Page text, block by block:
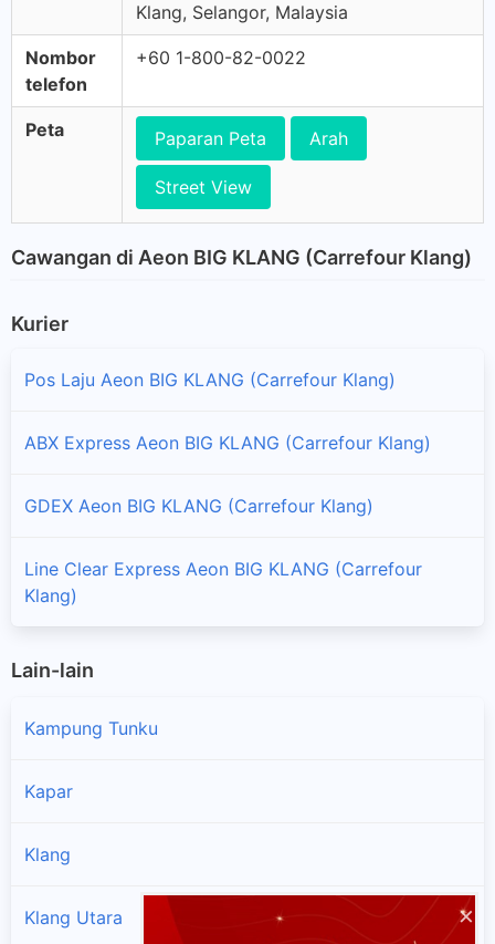
Klang, Selangor, Malaysia
Nombor
telefon
+60 1-800-82-0022
Peta Paparan Peta Arah
Street View
Cawangan di Aeon BIG KLANG (Carrefour Klang)
Kurier
Pos Laju Aeon BIG KLANG (Carrefour Klang)
ABX Express Aeon BIG KLANG (Carrefour Klang)
GDEX Aeon BIG KLANG (Carrefour Klang)
Line Clear Express Aeon BIG KLANG (Carrefour
Klang)
Lain-lain
Kampung Tunku
Kapar
Klang
Klang Utara ×